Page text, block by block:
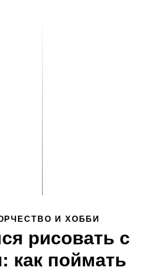
И ХОББИ
рисовать с
как поймать